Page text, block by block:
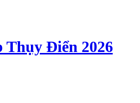
Thụy Điển 2026